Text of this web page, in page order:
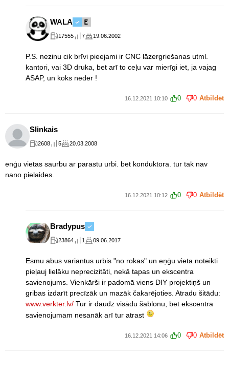
WALA
17555 7 19.06.2002
P.S. nezinu cik brīvi pieejami ir CNC lāzergriešanas utml.
kantori, vai 3D druka, bet arī to ceļu var mierīgi iet, ja vajag
ASAP, un koks neder !
16.12.2021 10:10 0 0 Atbildēt
Slinkais
2608 5 20.03.2008
enģu vietas saurbu ar parastu urbi. bet konduktora. tur tak nav
nano pielaides.
16.12.2021 10:12 0 0 Atbildēt
Bradypus
23864 1 09.06.2017
Esmu abus variantus urbis "no rokas" un eņģu vieta noteikti
pieļauj lielāku neprecizitāti, nekā tapas un ekscentra
savienojums. Vienkārši ir padomā viens DIY projektiņš un
gribas izdarīt precīzāk un mazāk čakarējoties. Atradu šitādu:
www.verkter.lv/ Tur ir daudz visādu šablonu, bet ekscentra
savienojumam nesanāk arī tur atrast
16.12.2021 14:06 0 0 Atbildēt